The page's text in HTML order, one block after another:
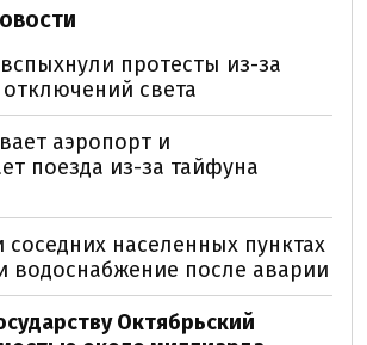
протесты из-за
света
аэропорт и
поезда из-за тайфуна
соседних населенных пунктах
водоснабжение после аварии
Октябрьский